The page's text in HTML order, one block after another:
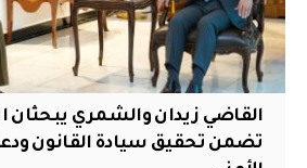
القاضي زيدان والشمري يبحثان
تضمن تحقيق سيادة القانون